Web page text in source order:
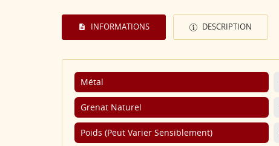
INFORMATIONS DESCRIPTION
Métal
Grenat Naturel
Poids (Peut Varier Sensiblement)